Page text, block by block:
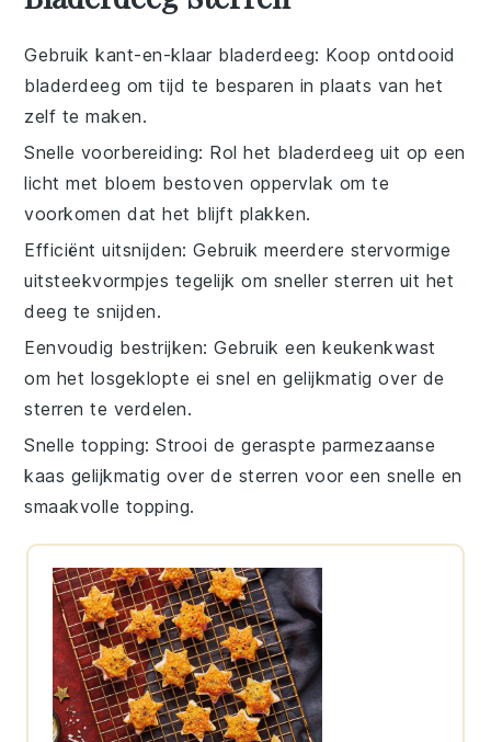
Gebruik kant-en-klaar bladerdeeg: Koop ontdooid
bladerdeeg om tijd te besparen in plaats van het
zelf te maken.
Snelle voorbereiding: Rol het bladerdeeg uit op een
licht met bloem bestoven oppervlak om te
voorkomen dat het blijft plakken.
Efficiënt uitsnijden: Gebruik meerdere stervormige
uitsteekvormpjes tegelijk om sneller sterren uit het
deeg te snijden.
Eenvoudig bestrijken: Gebruik een keukenkwast
om het losgeklopte ei snel en gelijkmatig over de
sterren te verdelen.
Snelle topping: Strooi degeraspte parmezaanse
kaas gelijkmatig over de sterren voor een snelle en
smaakvolle topping.